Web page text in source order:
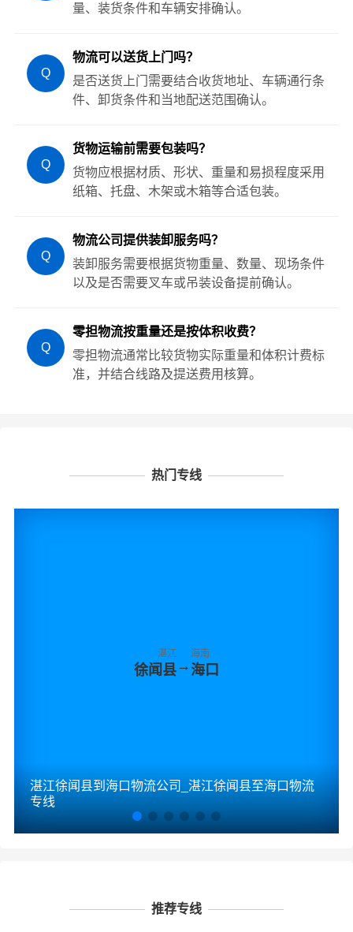
量、装货条件和车辆安排确认。
Q
物流可以送货上门吗？
是否送货上门需要结合收货地址、车辆通行条
件、卸货条件和当地配送范围确认。
Q
货物运输前需要包装吗？
货物应根据材质、形状、重量和易损程度采用
纸箱、托盘、木架或木箱等合适包装。
Q
物流公司提供装卸服务吗？
装卸服务需要根据货物重量、数量、现场条件
以及是否需要叉车或吊装设备提前确认。
Q
零担物流按重量还是按体积收费？
零担物流通常比较货物实际重量和体积计费标
准，并结合线路及提送费用核算。
热门专线
湛江
徐闻县→
海南
海口
湛江徐闻县到海口物流公司_湛江徐闻县至海口物流
专线
推荐专线